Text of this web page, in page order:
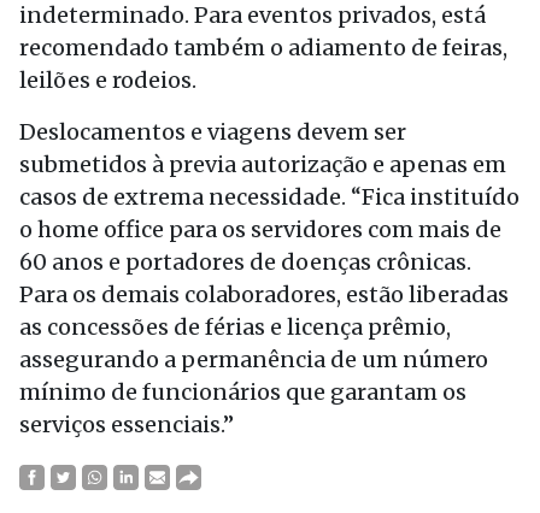
indeterminado. Para eventos privados, está
recomendado também o adiamento de feiras,
leilões e rodeios.
Deslocamentos e viagens devem ser
submetidos à previa autorização e apenas em
casos de extrema necessidade. “Fica instituído
o home office para os servidores com mais de
60 anos e portadores de doenças crônicas.
Para os demais colaboradores, estão liberadas
as concessões de férias e licença prêmio,
assegurando a permanência de um número
mínimo de funcionários que garantam os
serviços essenciais.”